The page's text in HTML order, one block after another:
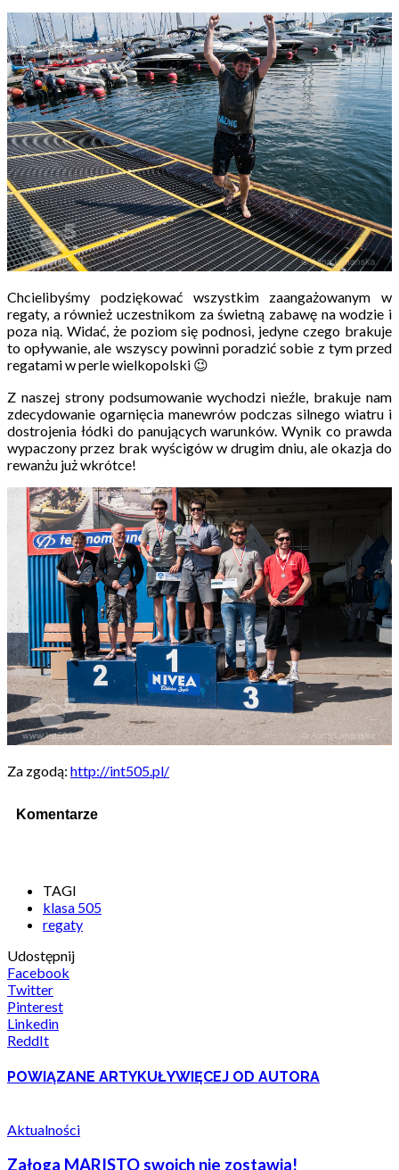
Chcielibyśmy podziękować wszystkim zaangażowanym w
regaty, a również uczestnikom za świetną zabawę na wodzie i
poza nią. Widać, że poziom się podnosi, jedyne czego brakuje
to opływanie, ale wszyscy powinni poradzić sobie z tym przed
regatami w perle wielkopolski 😉
Z naszej strony podsumowanie wychodzi nieźle, brakuje nam
zdecydowanie ogarnięcia manewrów podczas silnego wiatru i
dostrojenia łódki do panujących warunków. Wynik co prawda
wypaczony przez brak wyścigów w drugim dniu, ale okazja do
rewanżu już wkrótce!
Za zgodą: http://int505.pl/
Komentarze
TAGI
klasa 505
regaty
Udostępnij
Facebook
Twitter
Pinterest
Linkedin
ReddIt
POWIĄZANE ARTYKUŁYWIĘCEJ OD AUTORA
Aktualności
Załoga MARISTO swoich nie zostawia!